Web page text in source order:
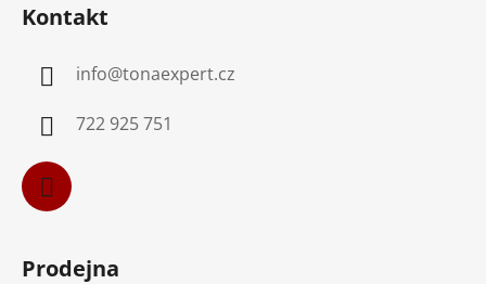
Kontakt
info@tonaexpert.cz
722 925 751
Prodejna